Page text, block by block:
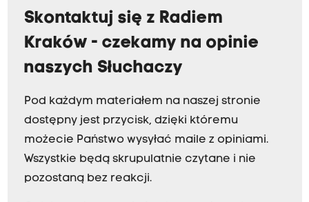
Skontaktuj się z Radiem
Kraków - czekamy na opinie
naszych Słuchaczy
Pod każdym materiałem na naszej stronie
dostępny jest przycisk, dzięki któremu
możecie Państwo wysyłać maile z opiniami.
Wszystkie będą skrupulatnie czytane i nie
pozostaną bez reakcji.